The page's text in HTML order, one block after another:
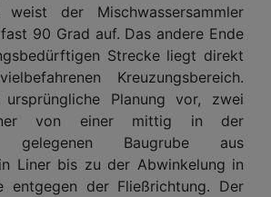
weist der Mischwassersammler
90 Grad auf. Das andere Ende
Strecke liegt direkt
Kreuzungsbereich.
Planung vor, zwei
von einer mittig in der
gelegenen Baugrube aus
Liner bis zu der Abwinkelung in
entgegen der Fließrichtung. Der